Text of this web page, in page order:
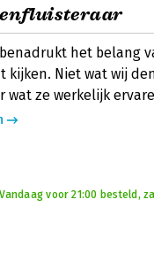
het belang
kijken. Niet wat wij
wat ze werkelijk
voor 21:00 besteld,